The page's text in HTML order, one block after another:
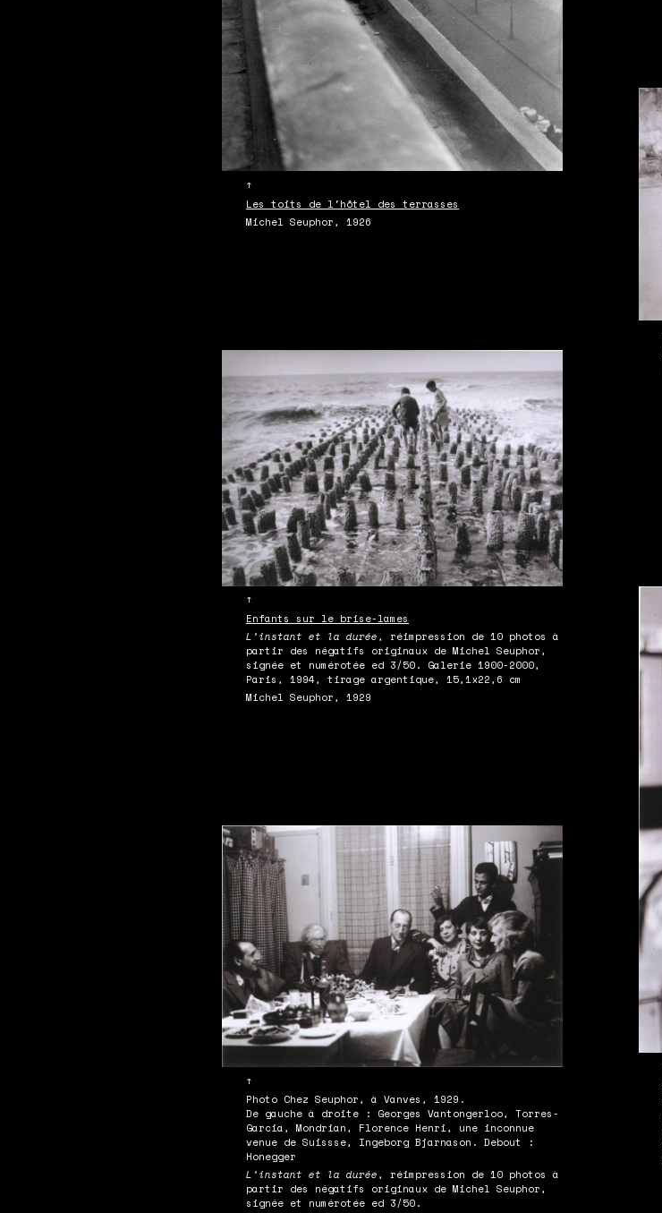
↑
Les toits de l'hôtel des terrasses
Michel Seuphor, 1926
↑
Enfants sur le brise-lames
L’instant et la durée, réimpression de 10 photos à
partir des négatifs originaux de Michel Seuphor,
signée et numérotée ed 3/50. Galerie 1900-2000,
Paris, 1994, tirage argentique, 15,1x22,6 cm
Michel Seuphor, 1929
↑
Photo Chez Seuphor, à Vanves, 1929.
De gauche à droite : Georges Vantongerloo, Torres-
Garcia, Mondrian, Florence Henri, une inconnue
venue de Suissse, Ingeborg Bjarnason. Debout :
Honegger
L’instant et la durée, réimpression de 10 photos à
partir des négatifs originaux de Michel Seuphor,
signée et numérotée ed 3/50.